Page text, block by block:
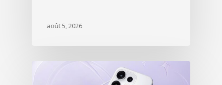
août 5, 2026